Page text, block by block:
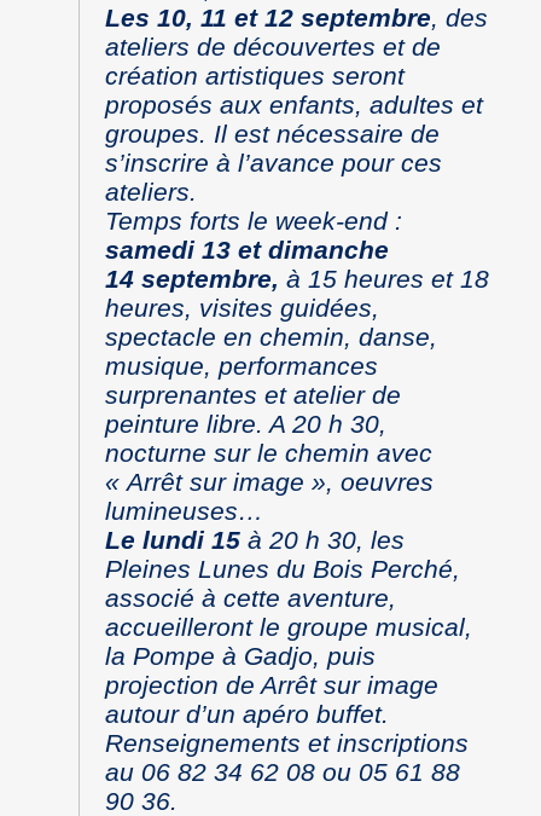
Les 10, 11 et 12 septembre, des
ateliers de découvertes et de
création artistiques seront
proposés aux enfants, adultes et
groupes. Il est nécessaire de
s’inscrire à l’avance pour ces
ateliers.
Temps forts le week-end :
samedi 13 et dimanche
14 septembre, à 15 heures et 18
heures, visites guidées,
spectacle en chemin, danse,
musique, performances
surprenantes et atelier de
peinture libre. A 20 h 30,
nocturne sur le chemin avec
« Arrêt sur image », oeuvres
lumineuses…
Le lundi 15à 20 h 30, les
Pleines Lunes du Bois Perché,
associé à cette aventure,
accueilleront le groupe musical,
la Pompe à Gadjo, puis
projection de Arrêt sur image
autour d’un apéro buffet.
Renseignements et inscriptions
au 06 82 34 62 08 ou 05 61 88
90 36.